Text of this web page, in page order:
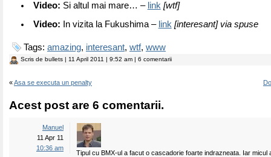
Video: Si altul mai mare… – link [wtf]
Video: In vizita la Fukushima – link [interesant] via spuse
Tags: amazing, interesant, wtf, www
Scris de bullets | 11 April 2011 | 9:52 am | 6 comentarii
«Asa se executa un penalty
Acest post are 6 comentarii.
Manuel
11 Apr 11
10:36 am
Tipul cu BMX-ul a facut o cascadorie foarte indrazneata. Iar